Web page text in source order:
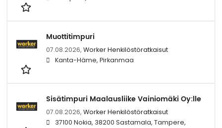
Muottitimpuri
07.08.2026, Worker Henkilöstöratkaisut
Kanta-Häme, Pirkanmaa
Sisätimpuri Maalausliike Vainiomäki Oy:lle
07.08.2026, Worker Henkilöstöratkaisut
37100 Nokia, 38200 Sastamala, Tampere,